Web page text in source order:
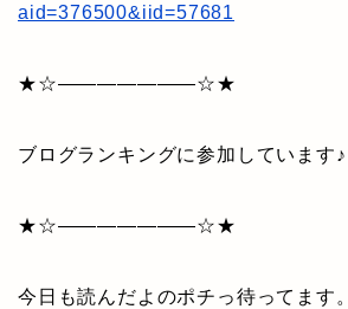
aid=376500&iid=57681
★☆———————☆★
ブログランキングに参加しています♪
★☆———————☆★
今日も読んだよのポチっ待ってます。